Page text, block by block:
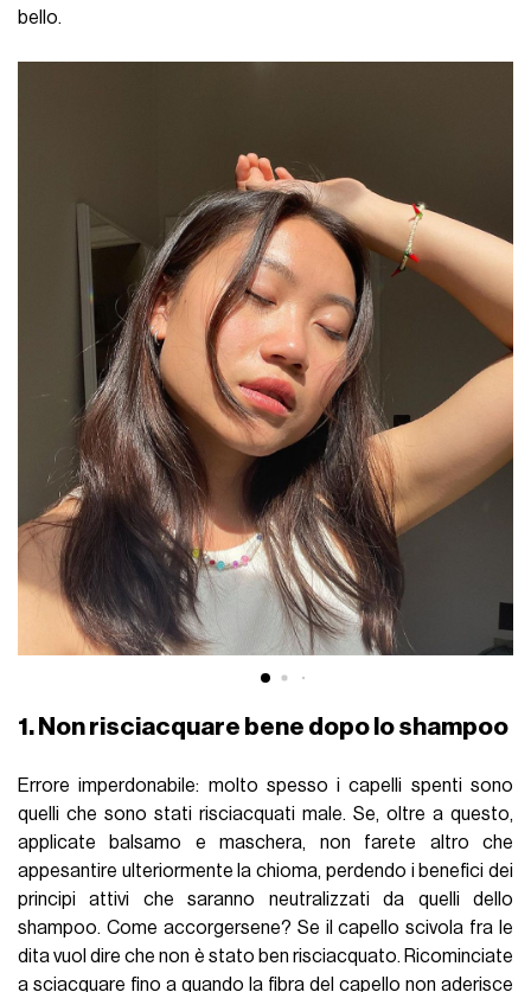
bello.
1. Non risciacquare bene dopo lo shampoo
Errore imperdonabile: molto spesso i capelli spenti sono
quelli che sono stati risciacquati male. Se, oltre a questo,
applicate balsamo e maschera, non farete altro che
appesantire ulteriormente la chioma, perdendo i benefici dei
principi attivi che saranno neutralizzati da quelli dello
shampoo. Come accorgersene? Se il capello scivola fra le
dita vuol dire che non è stato ben risciacquato. Ricominciate
a sciacquare fino a quando la fibra del capello non aderisce